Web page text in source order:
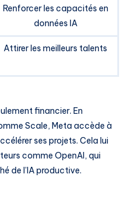
Renforcer les capacités en
données IA
Attirer les meilleurs talents
financier. En
Scale, Meta accède à
ses projets. Cela lui
comme OpenAI, qui
de l’IA productive.